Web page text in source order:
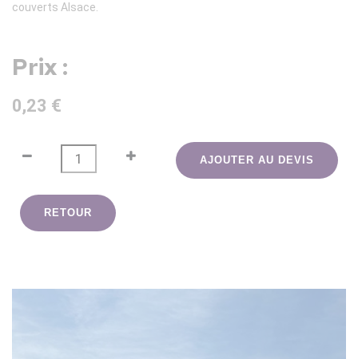
couverts Alsace.
Prix :
0,23 €
AJOUTER AU DEVIS
RETOUR